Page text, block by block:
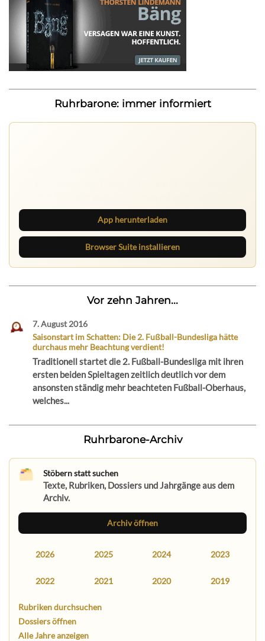
Ruhrbarone: immer informiert
App herunterladen
Browser Suite installieren
Vor zehn Jahren...
7. August 2016
Saisonstart im Schatten: Die 2. Fußball-Bundesliga hätte
durchaus mehr Beachtung verdient!
Traditionell startet die 2. Fußball-Bundesliga mit ihren
ersten beiden Spieltagen zeitlich deutlich vor dem
ansonsten ständig mehr beachteten Fußball-Oberhaus,
welches...
Ruhrbarone-Archiv
Stöbern statt suchen
Texte, Rubriken, Dossiers und Jahrgänge aus dem
Archiv.
Archiv öffnen
2026 2025 2024 2023
2022 2021 2020 2019
Rubriken durchsuchen
Dossiers öffnen
Alle Jahre anzeigen